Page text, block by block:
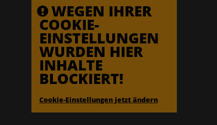
WEGEN IHRER
COOKIE-
EINSTELLUNGEN
WURDEN HIER
INHALTE
BLOCKIERT!
Cookie-Einstellungen jetzt ändern